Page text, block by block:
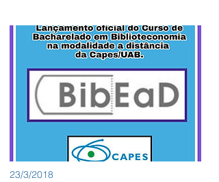
23/3/2018